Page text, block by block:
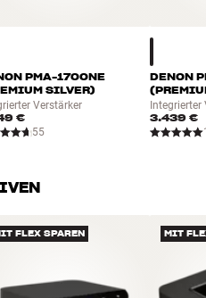
PMA-1700NE
SILVER)
Verstärker
€
55
DENON
Integrierter
3.439 €
FLEX SPAREN MIT